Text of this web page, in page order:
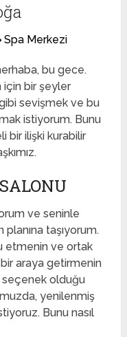
Spa Merkezi
bu gece.
için bir şeyler
sevişmek ve bu
istiyorum. Bunu
bir ilişki kurabilir
ve seninle
taşıyorum.
etmenin ve ortak
araya getirmenin
seçenek olduğu
yenilenmiş
Bunu nasıl